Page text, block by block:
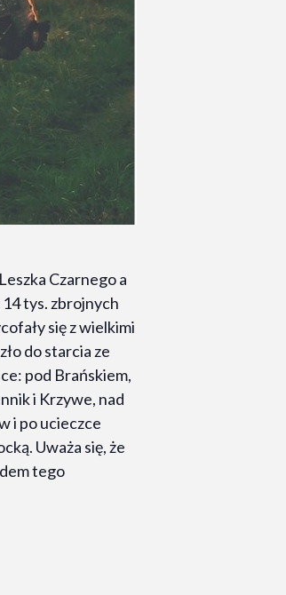
Czarnego a
tys. zbrojnych
się z wielkimi
do starcia ze
pod Brańskiem,
i Krzywe, nad
i po ucieczce
Uważa się, że
tego